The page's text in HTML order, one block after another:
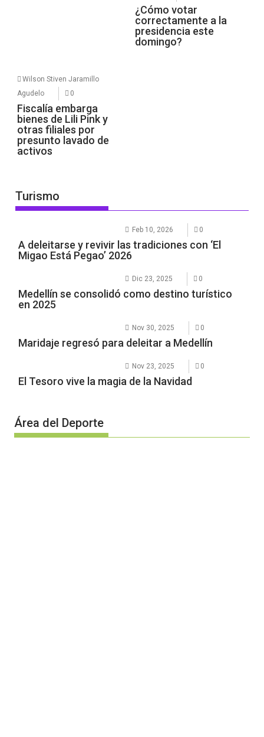
¿Cómo votar
correctamente a la
presidencia este
domingo?
Wilson Stiven Jaramillo
Agudelo
0
Fiscalía embarga
bienes de Lili Pink y
otras filiales por
presunto lavado de
activos
Turismo
Feb 10, 2026 0
A deleitarse y revivir las tradiciones con ‘El
Migao Está Pegao’ 2026
Dic 23, 2025 0
Medellín se consolidó como destino turístico
en 2025
Nov 30, 2025 0
Maridaje regresó para deleitar a Medellín
Nov 23, 2025 0
El Tesoro vive la magia de la Navidad
Área del Deporte